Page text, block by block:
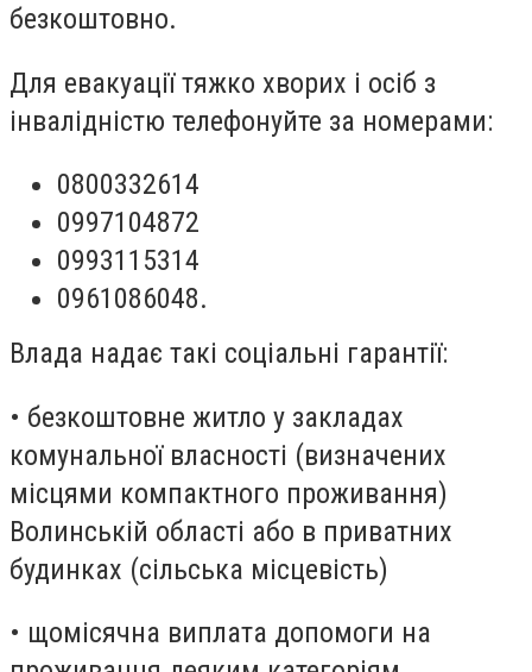
безкоштовно.
Для евакуації тяжко хворих і осіб з
інвалідністю телефонуйте за номерами:
0800332614
0997104872
0993115314
0961086048.
Влада надає такі соціальні гарантії:
• безкоштовне житло у закладах
комунальної власності (визначених
місцями компактного проживання)
Волинській області або в приватних
будинках (сільська місцевість)
• щомісячна виплата допомоги на